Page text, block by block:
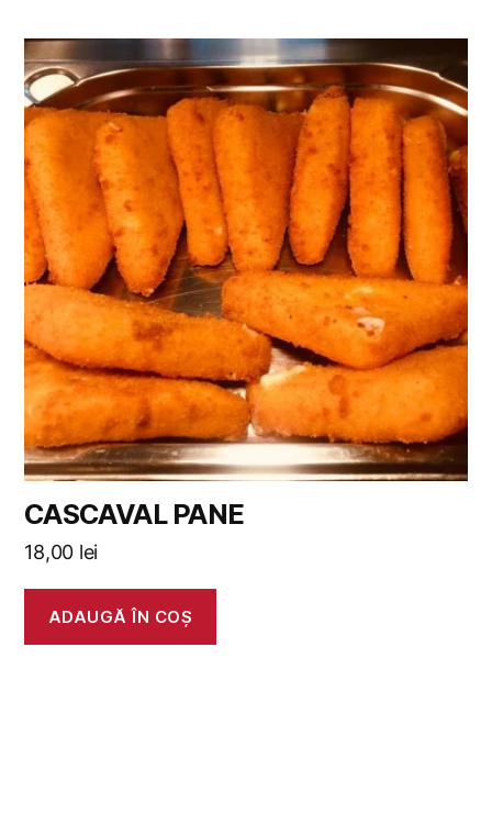
CASCAVAL PANE
18,00 lei
ADAUGĂ ÎN COȘ